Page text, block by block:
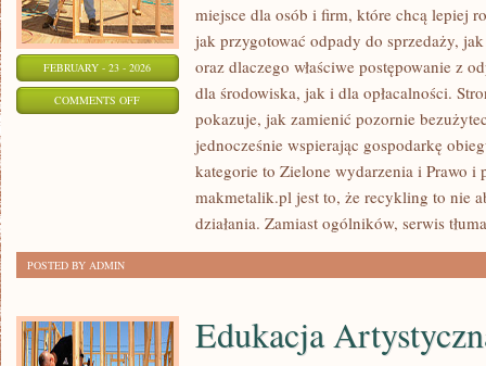
FEBRUARY - 23 - 2026
COMMENTS OFFON
NAJCZĘSTSZE
miejsce dla osób i firm, które chcą lepiej
jak przygotować odpady do sprzedaży,
oraz dlaczego właściwe postępowanie z
dla środowiska, jak i dla opłacalności.
pokazuje, jak zamienić pozornie
jednocześnie wspierając gospodarkę
kategorie to Zielone wydarzenia i Prawo i
makmetalik.pl jest to, że recykling to nie
działania. Zamiast ogólników, serwis
POSTED BY ADMIN
Edukacja